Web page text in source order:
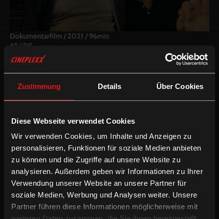
Zustimmung Details Über Cookies
Diese Webseite verwendet Cookies
Wir verwenden Cookies, um Inhalte und Anzeigen zu
personalisieren, Funktionen für soziale Medien anbieten
zu können und die Zugriffe auf unsere Website zu
analysieren. Außerdem geben wir Informationen zu Ihrer
Verwendung unserer Website an unsere Partner für
soziale Medien, Werbung und Analysen weiter. Unsere
Partner führen diese Informationen möglicherweise mit
Dokumentarfilm / 2021 / 96min
AT / DE
Regie:Hans Broich
Kamera:Felix Leitner
Schnitt:Felix Leitner
Inkludierte Sprachfassungen:
Mehrsprachige OV
Mehrsprachige OV mit enUT
Dokumentarfilm Englische UT
Ein ganzes Lokal spricht über Volker Spengler – der Film